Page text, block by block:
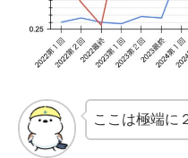
ここは極端に